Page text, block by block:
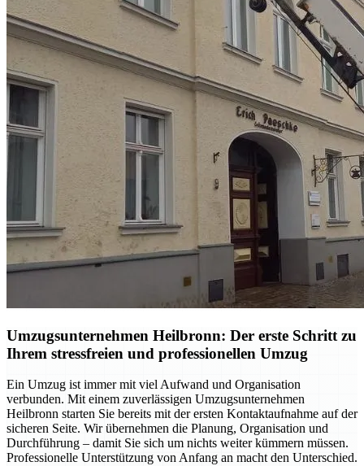
Umzugsunternehmen Heilbronn: Der erste Schritt zu
Ihrem stressfreien und professionellen Umzug
Ein Umzug ist immer mit viel Aufwand und Organisation
verbunden. Mit einem zuverlässigen Umzugsunternehmen
Heilbronn starten Sie bereits mit der ersten Kontaktaufnahme auf der
sicheren Seite. Wir übernehmen die Planung, Organisation und
Durchführung – damit Sie sich um nichts weiter kümmern müssen.
Professionelle Unterstützung von Anfang an macht den Unterschied.